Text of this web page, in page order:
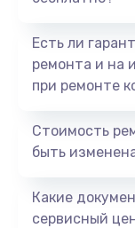
Есть ли
ремонта и на
при ремонте
Стоимость
быть
Какие
сервисный